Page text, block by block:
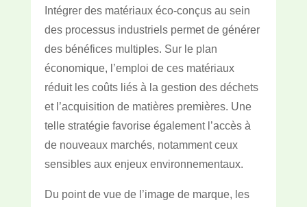
Intégrer des matériaux éco-conçus au sein
des processus industriels permet de générer
des bénéfices multiples. Sur le plan
économique, l’emploi de ces matériaux
réduit les coûts liés à la gestion des déchets
et l’acquisition de matières premières. Une
telle stratégie favorise également l’accès à
de nouveaux marchés, notamment ceux
sensibles aux enjeux environnementaux.
Du point de vue de l’image de marque, les